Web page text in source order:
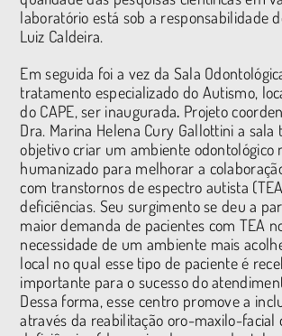
laboratório está sob a responsabilidade
Luiz Caldeira.
Em seguida foi a vez da Sala
tratamento especializado do Autismo,
do CAPE, ser inaugurada. Projeto
Dra. Marina Helena Cury Gallottini a sala
objetivo criar um ambiente odontológico
humanizado para melhorar a
com transtornos de espectro autista
deficiências. Seu surgimento se deu a
maior demanda de pacientes com TEA
necessidade de um ambiente mais
local no qual esse tipo de paciente é
importante para o sucesso do
Dessa forma, esse centro promove a
através da reabilitação oro-maxilo-facial